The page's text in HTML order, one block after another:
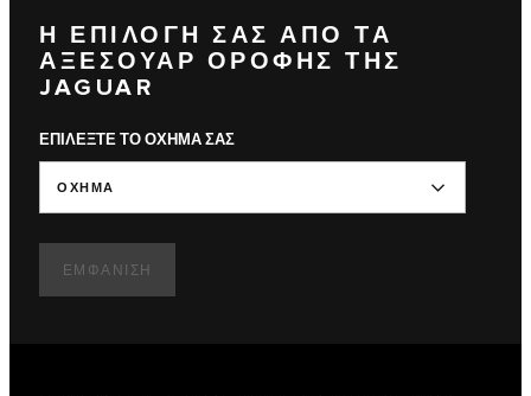
Η ΕΠΙΛΟΓΗ ΣΑΣ ΑΠΟ ΤΑ
ΑΞΕΣΟΥΑΡ ΟΡΟΦΗΣ ΤΗΣ
JAGUAR
ΕΠΙΛΕΞΤΕ ΤΟ ΟΧΗΜΑ ΣΑΣ
ΟΧΗΜΑ
ΕΜΦΆΝΙΣΗ